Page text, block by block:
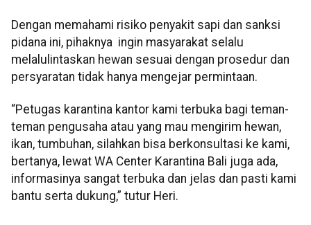
Dengan memahami risiko penyakit sapi dan sanksi
pidana ini, pihaknya ingin masyarakat selalu
melalulintaskan hewan sesuai dengan prosedur dan
persyaratan tidak hanya mengejar permintaan.
“Petugas karantina kantor kami terbuka bagi teman-
teman pengusaha atau yang mau mengirim hewan,
ikan, tumbuhan, silahkan bisa berkonsultasi ke kami,
bertanya, lewat WA Center Karantina Bali juga ada,
informasinya sangat terbuka dan jelas dan pasti kami
bantu serta dukung,” tutur Heri.